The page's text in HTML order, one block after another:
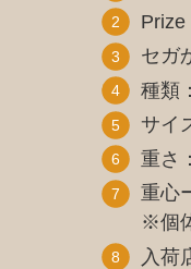
Prize
セガ
種類
サイ
重さ
重心
※個
入荷